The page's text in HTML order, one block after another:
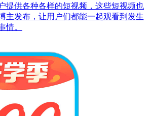
提供各种各样的短视频，这些短视频也
主发布，让用户们都能一起观看到发生
情。